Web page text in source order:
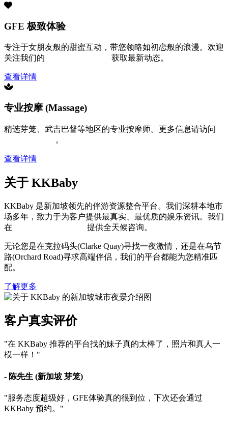
GFE 极致体验
专注于女朋友般的甜蜜互动，带您领略如初恋般的浪漫。欢迎
关注我们的
获取最新动态。
查看详情
专业按摩 (Massage)
精选芽笼、武吉巴督等地区的专业按摩师。更多信息请访问
。
查看详情
关于 KKBaby
KKBaby 是新加坡领先的伴游资源整合平台。我们深耕本地市
场多年，致力于为客户提供最真实、最优质的娱乐资讯。我们
在
提供全天候咨询。
无论您是在克拉码头(Clarke Quay)寻找一夜激情，还是在乌节
路(Orchard Road)寻求高端伴侣，我们的平台都能为您精准匹
配。
了解更多
客户真实评价
"在 KKBaby 推荐的平台找的妹子真的太棒了，照片和真人一
模一样！"
- 陈先生 (新加坡 芽笼)
"服务态度超级好，GFE体验真的很到位，下次还会通过
KKBaby 预约。"